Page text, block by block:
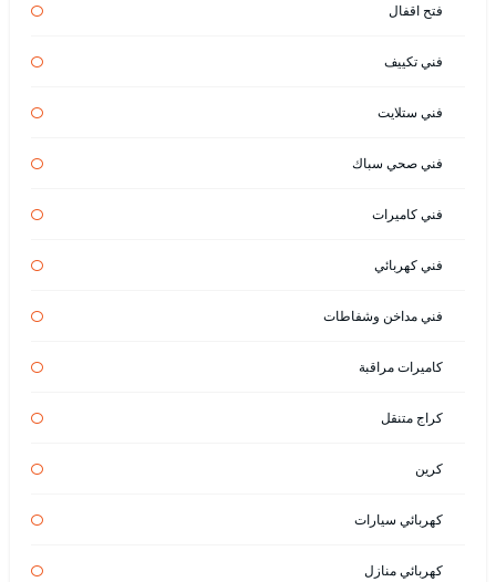
فتح اقفال
فني تكييف
فني ستلايت
فني صحي سباك
فني كاميرات
فني كهربائي
فني مداخن وشفاطات
كاميرات مراقبة
كراج متنقل
كرين
كهربائي سيارات
كهربائي منازل